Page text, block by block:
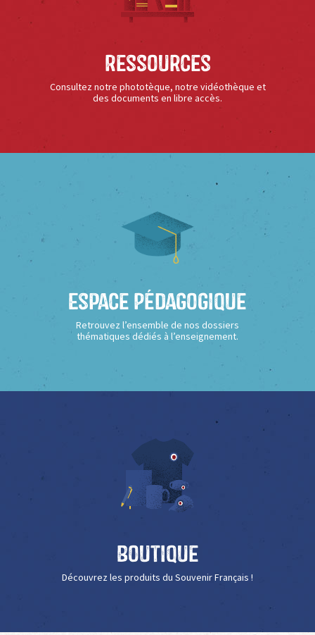
Ressources
Consultez notre phototèque, notre vidéothèque et
des documents en libre accès.
Espace Pédagogique
Retrouvez l’ensemble de nos dossiers
thématiques dédiés à l’enseignement.
Boutique
Découvrez les produits du Souvenir Français !